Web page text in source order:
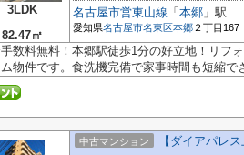
3LDK
82.47㎡
名古屋市営東山線 「 本郷 」駅
愛知県名古屋市名東区本郷 ２丁目167
数料無料！本郷駅徒歩1分の好立地！リフ
ム物件です。食洗機完備で家事時間も短縮で
中古マンション 【ダイアパレ